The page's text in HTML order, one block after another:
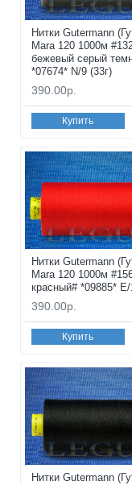
Нитки Gutermann
Mara 120 1000м
бежевый серый
*07674* N/9 (33г)
390.00р.
Купить
Нитки Gutermann
Mara 120 1000м
красный# *09885* E/
390.00р.
Купить
Нитки Gutermann